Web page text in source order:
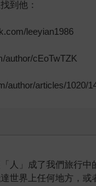
到他：
leeyian1986
author/cEoTwTZK
author/articles/1020/
人」成了我們旅行
世界上任何地方，